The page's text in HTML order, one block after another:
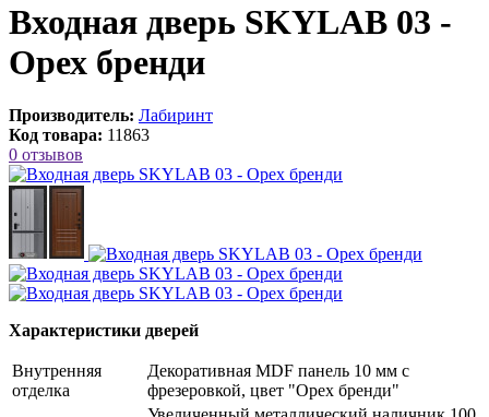
Входная дверь SKYLAB 03 -
Орех бренди
Производитель: Лабиринт
Код товара: 11863
0 отзывов
Характеристики дверей
Внутренняя
отделка
Декоративная MDF панель 10 мм с
фрезеровкой, цвет "Орех бренди"